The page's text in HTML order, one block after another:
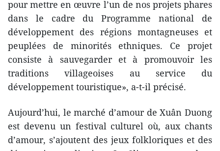
pour mettre en œuvre l’un de nos projets phares
dans le cadre du Programme national de
développement des régions montagneuses et
peuplées de minorités ethniques. Ce projet
consiste à sauvegarder et à promouvoir les
traditions villageoises au service du
développement touristique», a-t-il précisé.
Aujourd’hui, le marché d’amour de Xuân Duong
est devenu un festival culturel où, aux chants
d’amour, s’ajoutent des jeux folkloriques et des